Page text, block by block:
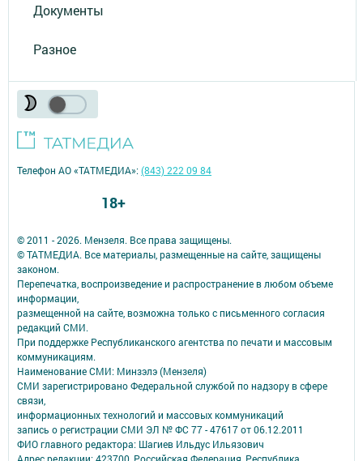
Документы
Разное
© 2011 - 2026. Мензеля. Все права защищены.
© ТАТМЕДИА. Все материалы, размещенные на сайте, защищены
законом.
Перепечатка, воспроизведение и распространение в любом объеме
информации,
размещенной на сайте, возможна только с письменного согласия
редакций СМИ.
При поддержке Республиканского агентства по печати и массовым
коммуникациям.
Наименование СМИ: Минзэлэ (Мензеля)
СМИ зарегистрировано Федеральной службой по надзору в сфере
связи,
информационных технологий и массовых коммуникаций
запись о регистрации СМИ ЭЛ № ФС 77 - 47617 от 06.12.2011
ФИО главного редактора: Шагиев Ильдус Ильязович
Телефон АО «ТАТМЕДИА»:(843) 222 09 84
18+